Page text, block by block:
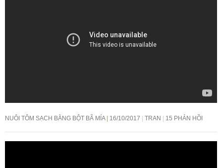
NUÔI TÔM SẠCH BẰNG BỘT BÃ MÍA 16/10/2017 TRAN 15 PHẢN HỒI